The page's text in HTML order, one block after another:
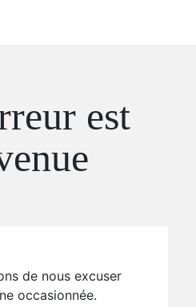
est
de nous excuser
occasionnée.